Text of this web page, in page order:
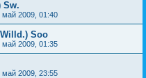
Sw.
май 2009, 01:40
Soo
май 2009, 01:35
май 2009, 23:55